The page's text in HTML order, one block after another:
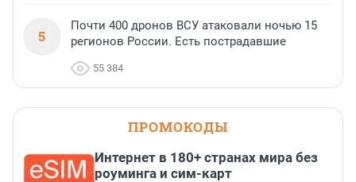
5
Почти 400 дронов ВСУ атаковали ночью 15
регионов России. Есть пострадавшие
55 384
ПРОМОКОДЫ
Интернет в 180+ странах мира без
роуминга и сим-карт